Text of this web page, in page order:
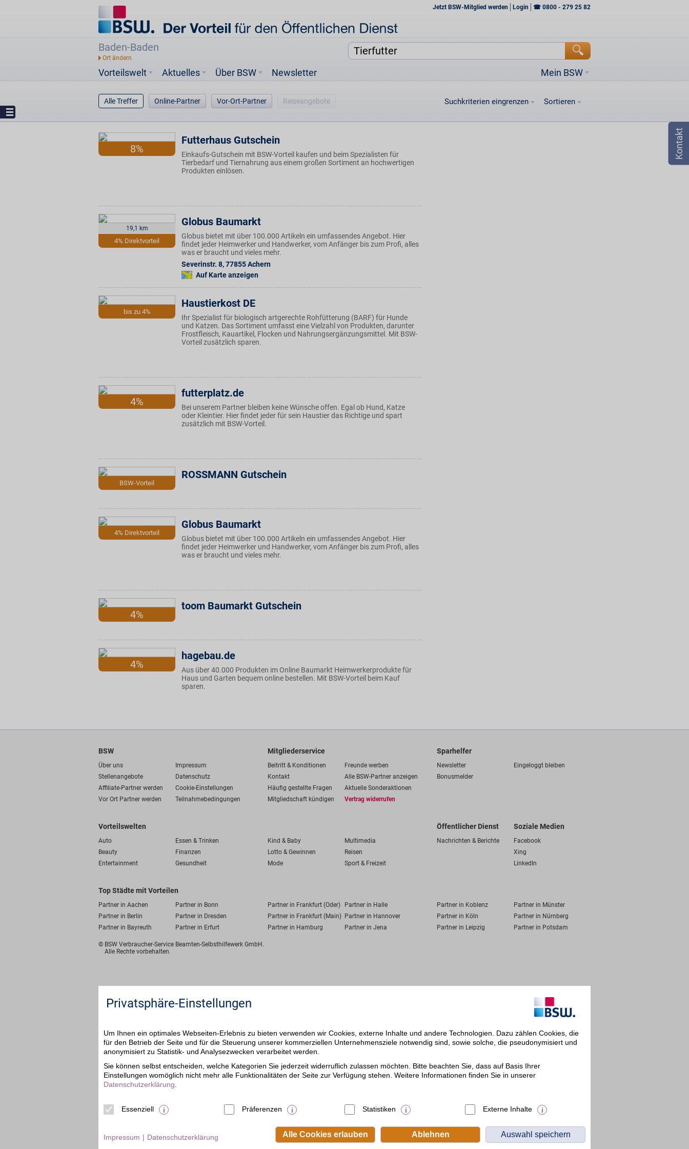
Jetzt BSW-Mitglied werden Login ☎ 0800 - 279 25 82
Baden-Baden
Vorteilswelt Mein BSW
Aktuelles Über BSW Newsletter
Alle Treffer Online-Partner Vor-Ort-Partner Reiseangebote Suchkriterien eingrenzen Sortieren
8%
Futterhaus Gutschein
Einkaufs-Gutschein mit BSW-Vorteil kaufen und beim Spezialisten für
Tierbedarf und Tiernahrung aus einem großen Sortiment an hochwertigen
Produkten einlösen.
19,1 km
4% Direktvorteil
Globus Baumarkt
Globus bietet mit über 100.000 Artikeln ein umfassendes Angebot. Hier
findet jeder Heimwerker und Handwerker, vom Anfänger bis zum Profi, alles
was er braucht und vieles mehr.
Severinstr. 8,77855Achern
Auf Karte anzeigen
bis zu 4%
Haustierkost DE
Ihr Spezialist für biologisch artgerechte Rohfütterung (BARF) für Hunde
und Katzen. Das Sortiment umfasst eine Vielzahl von Produkten, darunter
Frostfleisch, Kauartikel, Flocken und Nahrungsergänzungsmittel. Mit BSW-
Vorteil zusätzlich sparen.
4%
futterplatz.de
Bei unserem Partner bleiben keine Wünsche offen. Egal ob Hund, Katze
oder Kleintier. Hier findet jeder für sein Haustier das Richtige und spart
zusätzlich mit BSW-Vorteil.
BSW-Vorteil
ROSSMANN Gutschein
4% Direktvorteil
Globus Baumarkt
Globus bietet mit über 100.000 Artikeln ein umfassendes Angebot. Hier
findet jeder Heimwerker und Handwerker, vom Anfänger bis zum Profi, alles
was er braucht und vieles mehr.
4%
toom Baumarkt Gutschein
4%
hagebau.de
Aus über 40.000 Produkten im Online Baumarkt Heimwerkerprodukte für
Haus und Garten bequem online bestellen. Mit BSW-Vorteil beim Kauf
sparen.
BSW
Über uns
Impressum
Stellenangebote
Datenschutz
Affiliate-Partner werden
Cookie-Einstellungen
Vor Ort Partner werden
Teilnahmebedingungen
Mitgliederservice
Beitritt & Konditionen
Freunde werben
Kontakt
Alle BSW-Partner anzeigen
Häufig gestellte Fragen
Aktuelle Sonderaktionen
Mitgliedschaft kündigen
Vertrag widerrufen
Sparhelfer
Newsletter
Eingeloggt bleiben
Bonusmelder
Vorteilswelten
Auto Essen & Trinken Kind & Baby
Multimedia
Beauty
Finanzen Lotto & Gewinnen
Reisen
Entertainment
Gesundheit Mode Sport & Freizeit
Öffentlicher Dienst
Nachrichten & Berichte
Soziale Medien
Facebook
Xing
LinkedIn
Top Städte mit Vorteilen
Partner in Aachen Partner in Bonn Partner in Frankfurt (Oder) Partner in Halle Partner in Koblenz
Partner in Münster
Partner in Berlin
Partner in Dresden Partner in Frankfurt (Main) Partner in Hannover Partner in Köln
Partner in Nürnberg
Partner in Bayreuth
Partner in Erfurt Partner in Hamburg Partner in Jena Partner in Leipzig Partner in Potsdam
© BSW Verbraucher-Service Beamten-Selbsthilfewerk GmbH.
Alle Rechte vorbehalten.
Privatsphäre-Einstellungen
Um Ihnen ein optimales Webseiten-Erlebnis zu bieten verwenden wir Cookies, externe Inhalte und andere Technologien. Dazu zählen Cookies, die
für den Betrieb der Seite und für die Steuerung unserer kommerziellen Unternehmensziele notwendig sind, sowie solche, die pseudonymisiert und
anonymisiert zu Statistik- und Analysezwecken verarbeitet werden.
Sie können selbst entscheiden, welche Kategorien Sie jederzeit widerruflich zulassen möchten. Bitte beachten Sie, dass auf Basis Ihrer
Einstellungen womöglich nicht mehr alle Funktionalitäten der Seite zur Verfügung stehen. Weitere Informationen finden Sie in unserer
Datenschutzerklärung
Essenziell Präferenzen Statistiken Externe Inhalte
Alle Cookies erlauben Ablehnen Auswahl speichern
Impressum Datenschutzerklärung